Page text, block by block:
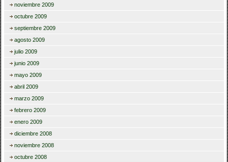
noviembre 2009
octubre 2009
septiembre 2009
agosto 2009
julio 2009
junio 2009
mayo 2009
abril 2009
marzo 2009
febrero 2009
enero 2009
diciembre 2008
noviembre 2008
octubre 2008